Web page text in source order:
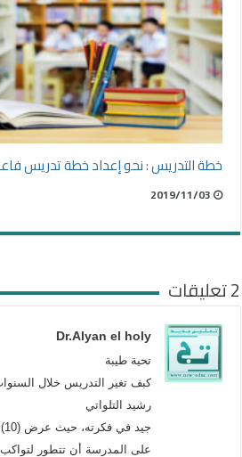
خطة التدريس : نحو إعداد خطة تدريس
2019/11/03
2 تعليقات
Dr.Alyan el holy
تحية طيبة
كبف تغير التدريس خلال
رشيد التلواتي
على المدرسة أن تتطور